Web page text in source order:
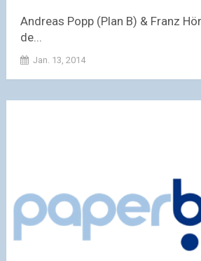
Andreas Popp (Plan B) & Franz
de...
Jan. 13, 2014